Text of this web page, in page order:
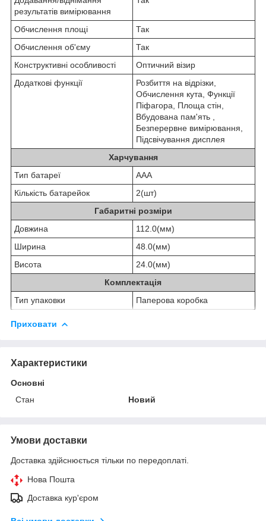
результатів вимірювання
Обчислення площі
Так
Обчислення об'єму
Так
Конструктивні особливості
Оптичний візир
Додаткові функції
Розбиття на відрізки,
Обчислення кута, Функції
Піфагора, Площа стін,
Вбудована пам'ять ,
Безперервне вимірювання,
Підсвічування дисплея
Харчування
Тип батареї
ААА
Кількість батарейок
2(шт)
Габаритні розміри
Довжина
112.0(мм)
Ширина
48.0(мм)
Висота
24.0(мм)
Комплектація
Тип упаковки
Паперова коробка
Приховати
Характеристики
Основні
Стан
Новий
Умови доставки
Доставка здійснюється тільки по передоплаті.
Нова Пошта
Доставка кур'єром